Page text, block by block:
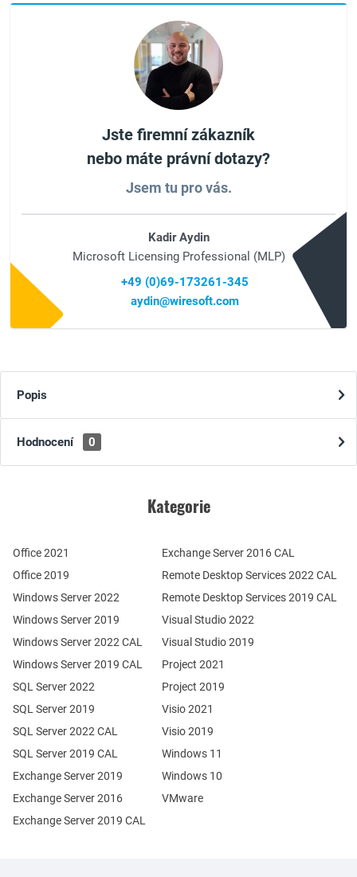
Jste firemní zákazník
nebo máte právní dotazy?
Jsem tu pro vás.
Kadir Aydin
Microsoft Licensing Professional (MLP)
+49 (0)69-173261-345
aydin@wiresoft.com
Popis
Hodnocení 0
Kategorie
Office 2021
Office 2019
Windows Server 2022
Windows Server 2019
Exchange Server 2019
Exchange Server 2016
SQL Server 2022
SQL Server 2019
Windows Server 2022 CAL
Windows Server 2019 CAL
SQL Server 2022 CAL
SQL Server 2019 CAL
Remote Desktop Services 2022 CAL
Remote Desktop Services 2019 CAL
Exchange Server 2019 CAL
Exchange Server 2016 CAL
Visual Studio 2022
Visual Studio 2019
Project 2021
Project 2019
Visio 2021
Visio 2019
Windows 11
Windows 10
VMware